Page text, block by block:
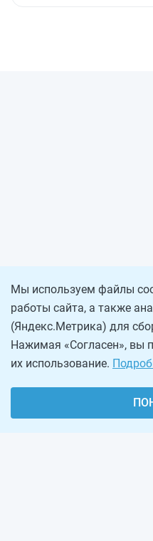
Мы используем файлы
работы сайта, а также
(Яндекс.Метрика) для
Нажимая «Согласен», вы
их использование.